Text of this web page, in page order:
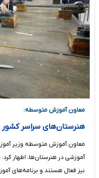
معاون آموزش متوسطه:
هنرستان‌های سراسر کشور
معاون آموزش متوسطه وزیر
آموزشی در هنرستان‌ها، اظهار
نیز فعال هستند و برنامه‌های